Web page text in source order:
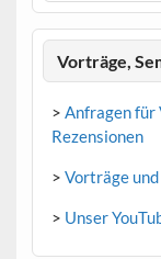
Vorträge,
> Anfragen für
Rezensionen
> Vorträge
> Unser